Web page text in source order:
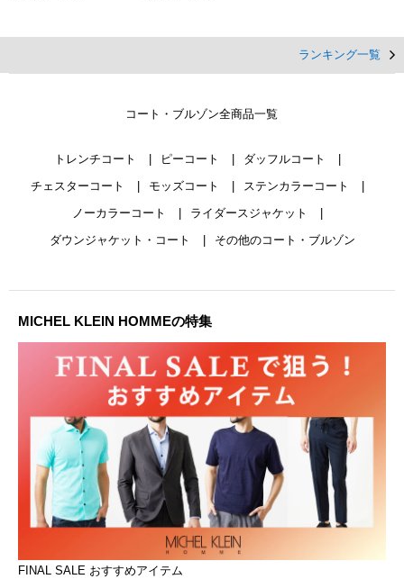
ランキング一覧
コート・ブルゾン全商品一覧
トレンチコート ピーコート
ダッフルコート
チェスターコート
モッズコート
ステンカラーコート
ノーカラーコート
ライダースジャケット
ダウンジャケット・コート
その他のコート・ブルゾン
MICHEL KLEIN HOMMEの特集
FINAL SALE おすすめアイテム